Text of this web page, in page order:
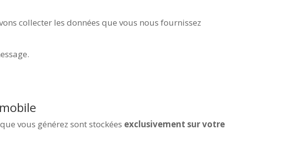
collecter les données que vous nous fournissez
vous générez sont stockées exclusivement sur votre